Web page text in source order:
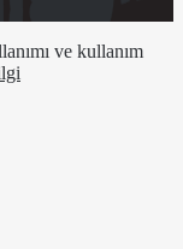
ve kullanım